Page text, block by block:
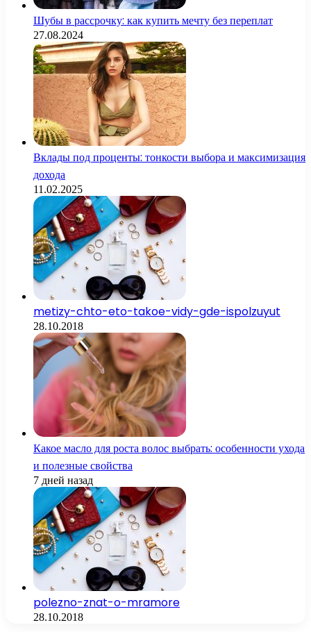
Шубы в рассрочку: как купить мечту без переплат
27.08.2024
Вклады под проценты: тонкости выбора и максимизация
дохода
11.02.2025
metizy-chto-eto-takoe-vidy-gde-ispolzuyut
28.10.2018
Какое масло для роста волос выбрать: особенности ухода
и полезные свойства
7 дней назад
polezno-znat-o-mramore
28.10.2018